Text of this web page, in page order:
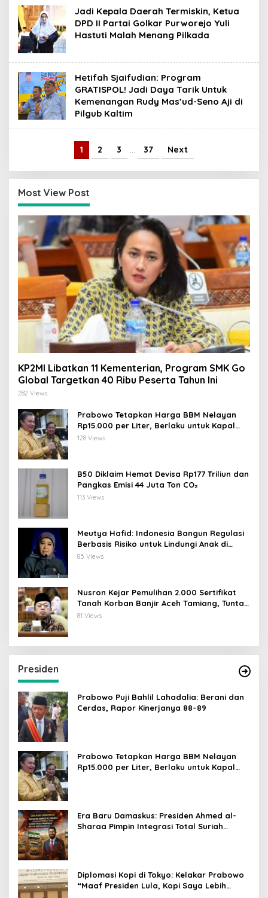
Jadi Kepala Daerah Termiskin, Ketua
DPD II Partai Golkar Purworejo Yuli
Hastuti Malah Menang Pilkada
Hetifah Sjaifudian: Program
GRATISPOL! Jadi Daya Tarik Untuk
Kemenangan Rudy Mas’ud-Seno Aji di
Pilgub Kaltim
1 2 3 … 37 Next
Most View Post
KP2MI Libatkan 11 Kementerian, Program SMK Go
Global Targetkan 40 Ribu Peserta Tahun Ini
282 Views
Prabowo Tetapkan Harga BBM Nelayan
Rp15.000 per Liter, Berlaku untuk Kapal
30-200 GT
128 Views
B50 Diklaim Hemat Devisa Rp177 Triliun dan
Pangkas Emisi 44 Juta Ton CO₂
113 Views
Meutya Hafid: Indonesia Bangun Regulasi
Berbasis Risiko untuk Lindungi Anak di
Dunia Digital
85 Views
Nusron Kejar Pemulihan 2.000 Sertifikat
Tanah Korban Banjir Aceh Tamiang, Tuntas
Desember 2026
81 Views
Presiden
Prabowo Puji Bahlil Lahadalia: Berani dan
Cerdas, Rapor Kinerjanya 88–89
Prabowo Tetapkan Harga BBM Nelayan
Rp15.000 per Liter, Berlaku untuk Kapal
Era Baru Damaskus: Presiden Ahmed al-
Sharaa Pimpin Integrasi Total Suriah
Diplomasi Kopi di Tokyo: Kelakar Prabowo
“Maaf Presiden Lula, Kopi Saya Lebih